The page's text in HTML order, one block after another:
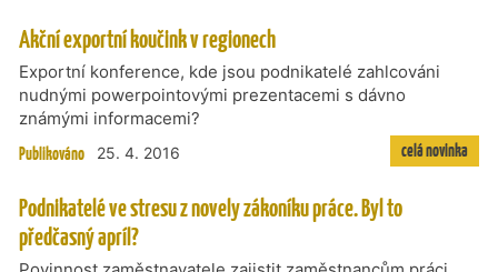
Akční exportní koučink v regionech
Exportní konference, kde jsou podnikatelé zahlcováni
nudnými powerpointovými prezentacemi s dávno
známými informacemi?
Publikováno 25. 4. 2016 celá novinka
Podnikatelé ve stresu z novely zákoníku práce. Byl to
předčasný apríl?